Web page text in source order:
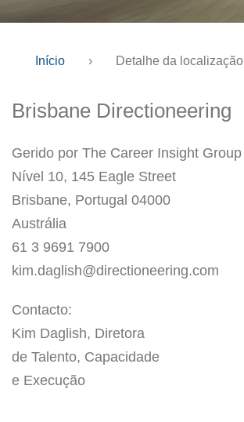
Início › Detalhe da localização
Brisbane Directioneering
Gerido por The Career Insight Group
Nível 10, 145 Eagle Street
Brisbane, Portugal 04000
Austrália
61 3 9691 7900
kim.daglish@directioneering.com
Contacto:
Kim Daglish, Diretora
de Talento, Capacidade
e Execução